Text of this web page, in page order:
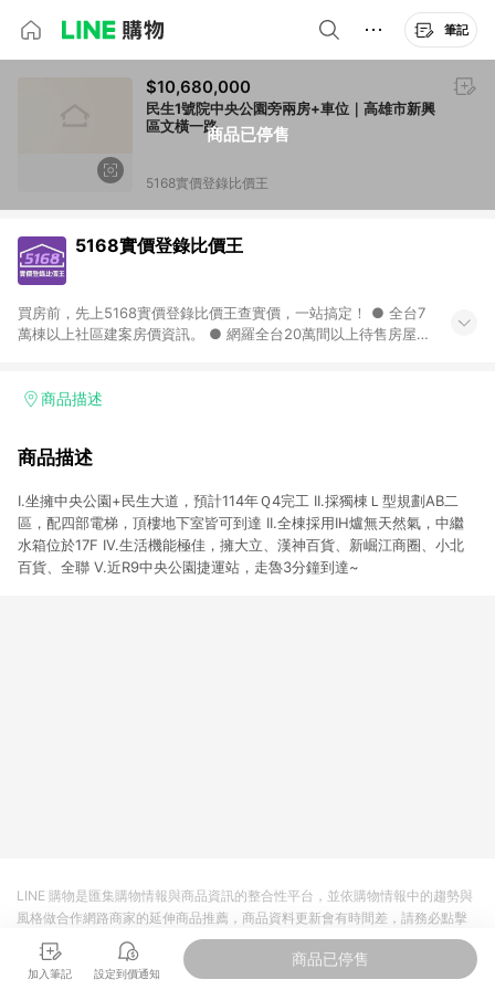
筆記
商品已停售
$10,680,000
民生1號院中央公園旁兩房+車位｜高雄市新興
區文橫一路
5168實價登錄比價王
5168實價登錄比價王
買房前，先上5168實價登錄比價王查實價，一站搞定！ ● 全台7
萬棟以上社區建案房價資訊。 ● 網羅全台20萬間以上待售房屋，
器人，24小時在線查。
商品描述
商品描述
I.坐擁中央公園+民生大道，預計114年Ｑ4完工 II.採獨棟Ｌ型規劃AB二
區，配四部電梯，頂樓地下室皆可到達 II.全棟採用IH爐無天然氣，中繼
水箱位於17F IV.生活機能極佳，擁大立、漢神百貨、新崛江商圈、小北
百貨、全聯 V.近R9中央公園捷運站，走魯3分鐘到達~
加入筆記 設定到價通知
商品已停售
LINE 購物是匯集購物情報與商品資訊的整合性平台，並依購物情報中的趨勢與
風格做合作網路商家的延伸商品推薦，商品資料更新會有時間差，請務必點擊
商品至各合作網路商家，確認現售價與購物條件，一切資訊以合作廠商網頁為
準。